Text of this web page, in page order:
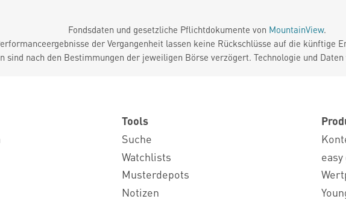
Fondsdaten und gesetzliche Pflichtdokumente von MountainView.
der Vergangenheit lassen keine Rückschlüsse auf die künftige
sind nach den Bestimmungen der jeweiligen Börse verzögert. Technologie und Daten
Tools
Suche
Watchlists
Musterdepots
Notizen